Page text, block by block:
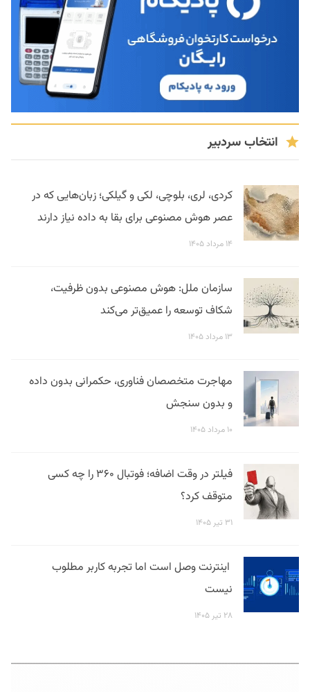
انتخاب سردبیر
کردی، لری، بلوچی، لکی و گیلکی؛ زبان‌هایی که در
عصر هوش مصنوعی برای بقا به داده نیاز دارند
۱۴ مرداد ۱۴۰۵
سازمان ملل: هوش مصنوعی بدون ظرفیت،
شکاف توسعه را عمیق‌تر می‌کند
۱۳ مرداد ۱۴۰۵
مهاجرت متخصصان فناوری، حکمرانی بدون داده
و بدون سنجش
۱۰ مرداد ۱۴۰۵
فیلتر در وقت اضافه؛ فوتبال ۳۶۰ را چه کسی
متوقف کرد؟
۳۱ تیر ۱۴۰۵
اینترنت وصل است اما تجربه کاربر مطلوب
نیست
۲۸ تیر ۱۴۰۵